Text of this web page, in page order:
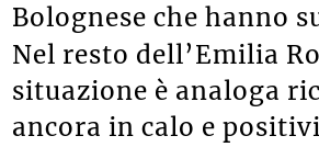
Bolognese che hanno
Nel resto dell’Emilia
situazione è analoga
ancora in calo e